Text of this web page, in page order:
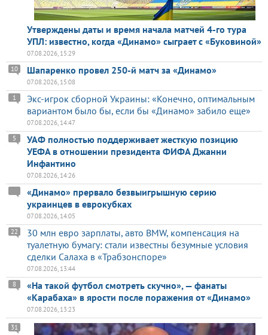
Утверждены даты и время начала матчей 4-го тура
УПЛ: известно, когда «Динамо» сыграет с «Буковиной»
07.08.2026, 15:29
Шапаренко провел 250-й матч за «Динамо»
10
07.08.2026, 15:08
Экс-игрок сборной Украины: «Конечно, оптимальным
вариантом было бы, если бы «Динамо» забило еще»
1
07.08.2026, 14:47
УАФ полностью поддерживает жесткую позицию
УЕФА в отношении президента ФИФА Джанни
Инфантино
5
07.08.2026, 14:26
«Динамо» прервало безвыигрышную серию
украинцев в еврокубках
07.08.2026, 14:05
30 млн евро зарплаты, авто BMW, компенсация на
туалетную бумагу: стали известны безумные условия
сделки Салаха в «Трабзонспоре»
22
07.08.2026, 13:44
«На такой футбол смотреть скучно», — фанаты
«Карабаха» в ярости после поражения от «Динамо»
8
07.08.2026, 13:23
31